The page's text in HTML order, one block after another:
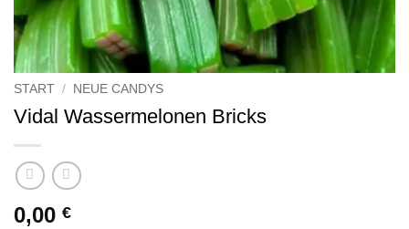
START / NEUE CANDYS
Vidal Wassermelonen Bricks
0,00 €